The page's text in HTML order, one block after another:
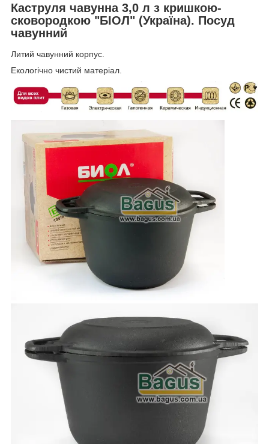
Каструля чавунна 3,0 л з кришкою-
сковородкою "БІОЛ" (Україна). Посуд
чавунний
Литий чавунний корпус.
Екологічно чистий матеріал.